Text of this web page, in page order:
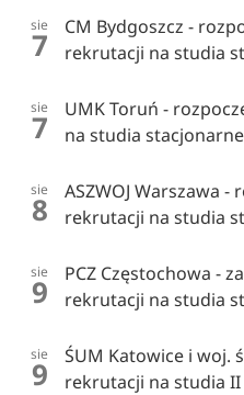
sie
7
CM Bydgoszcz -
rekrutacji na studia
sie
7
UMK Toruń -
na studia stacjonarne
sie
8
ASZWOJ Warszawa
rekrutacji na studia
sie
9
PCZ Częstochowa -
rekrutacji na studia
sie
9
ŚUM Katowice i woj.
rekrutacji na studia